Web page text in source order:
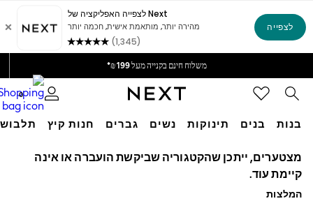
זמן האספקה של המשלוח עומד על 4-7 ימי עסקים
משלוח חינם בקנייה מעל 199 ₪*
משלוח מבריטניה. 0
בנות בנים תינוקות נשים גברים חנות קיץ
GIRLS
New in
מצטערים, ייתכן שהקטגוריה שביקשת הועברה או אינה
קיימת עוד.
המלצות